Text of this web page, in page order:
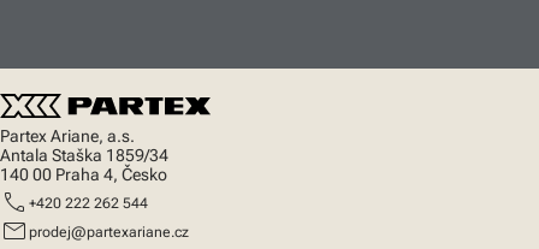
Partex Ariane, a.s.
Antala Staška 1859/34
140 00 Praha 4, Česko
call +420 222 262 544
mail prodej@partexariane.cz